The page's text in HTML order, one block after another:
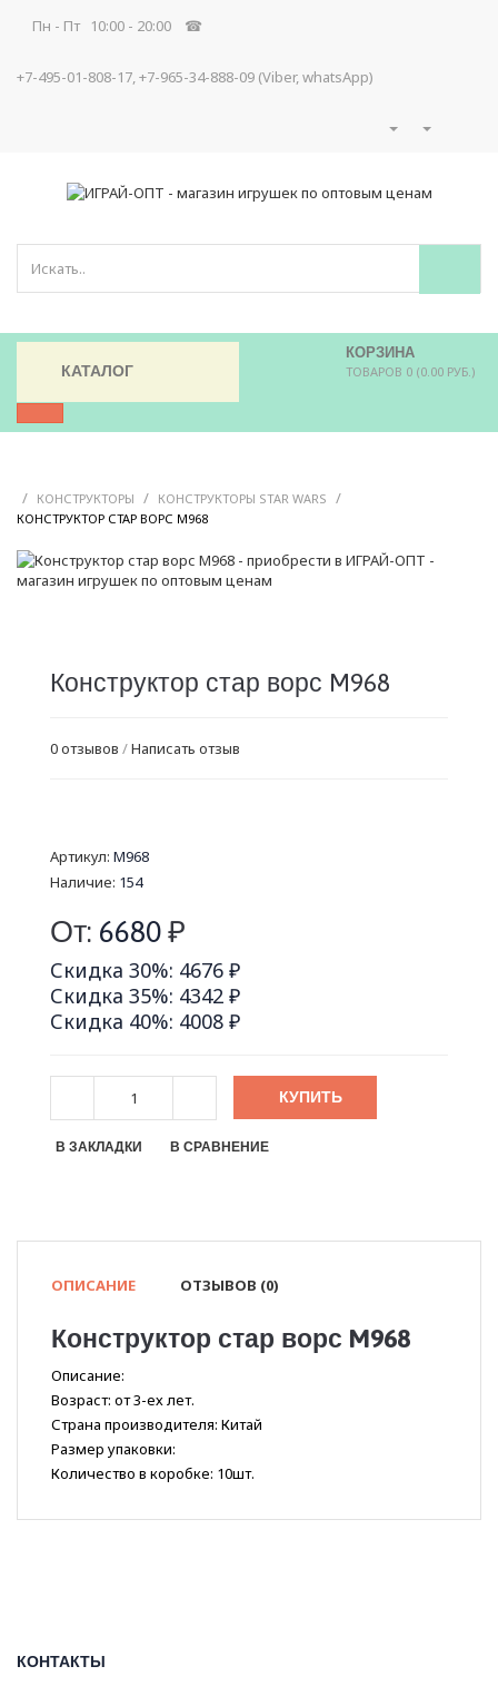
Пн - Пт 10:00 - 20:00 ☎
+7-495-01-808-17, +7-965-34-888-09 (Viber, whatsApp)
КОРЗИНА
ТОВАРОВ 0 (0.00 РУБ.)
КАТАЛОГ
/ КОНСТРУКТОРЫ / КОНСТРУКТОРЫ STAR WARS /
КОНСТРУКТОР СТАР ВОРС M968
Конструктор стар ворс M968
0 отзывов /Написать отзыв
Артикул: M968
Наличие: 154
От: 6680₽
Скидка 30%: 4676 ₽
Скидка 35%: 4342 ₽
Скидка 40%: 4008 ₽
КУПИТЬ
В ЗАКЛАДКИ В СРАВНЕНИЕ
ОПИСАНИЕ ОТЗЫВОВ (0)
Конструктор стар ворс M968
Описание:
Возраст: от 3-ех лет.
Страна производителя: Китай
Размер упаковки:
Количество в коробке: 10шт.
КОНТАКТЫ